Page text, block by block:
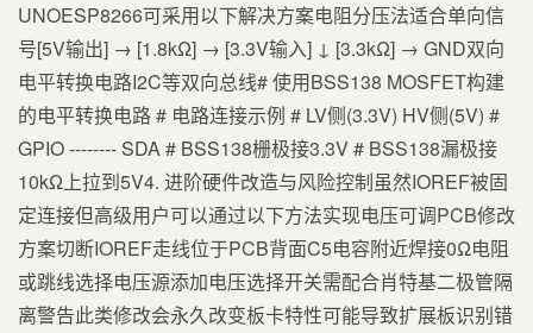
UNOESP8266可采用以下解决方案电阻分压法适合单向信
号[5V输出] → [1.8kΩ] → [3.3V输入] ↓ [3.3kΩ] → GND双向
电平转换电路I2C等双向总线# 使用BSS138 MOSFET构建
的电平转换电路 # 电路连接示例 # LV侧(3.3V) HV侧(5V) #
GPIO -------- SDA # BSS138栅极接3.3V # BSS138漏极接
10kΩ上拉到5V4. 进阶硬件改造与风险控制虽然IOREF被固
定连接但高级用户可以通过以下方法实现电压可调PCB修改
方案切断IOREF走线位于PCB背面C5电容附近焊接0Ω电阻
或跳线选择电压源添加电压选择开关需配合肖特基二极管隔
离警告此类修改会永久改变板卡特性可能导致扩展板识别错